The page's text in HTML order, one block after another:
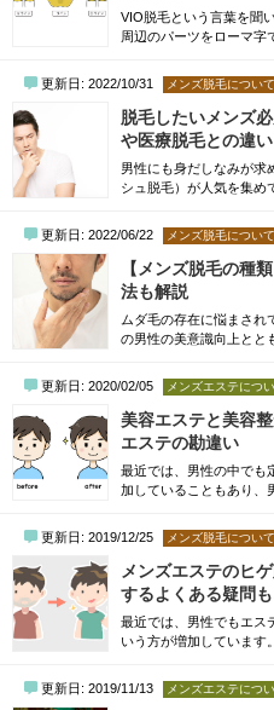
VIO脱毛という言葉を聞
周辺のパーツをローマ字
流行を見せたVIO脱毛で
集めているのです。一
もはや常識という声も…
毛の中でも特に人気の高
更新日: 2022/10/31 メンズ脱毛について
脱毛したいメンズ
や医療脱毛との違
男性にも身だしなみが求
シュ脱毛）が人気を集め
うか。さらに、清潔感を
印象を持ちにくいようで
る方向けに、今人気の
ト、医療脱毛との違いな
更新日: 2022/06/22 メンズ脱毛について
【メンズ脱毛の種
法も解説
ムダ毛の存在に悩まされ
の男性の美意識向上とと
ら少し顔を出している鼻
げ…。体毛が伸びるのは
とですが、なんとかでき
今回は、男性専用の脱毛
更新日: 2020/02/05 メンズエステにつ
美容エステと美容
エステの勘違い
最近では、男性の中でも
加していることもあり、
の追求」は女性だけに関
テサロンに男性が通うこ
たでしょう。しかし、
くしたい」と考える人が
更新日: 2019/12/25 メンズ脱毛について
メンズエステのヒ
するよくある疑問
最近では、男性でもエス
いう方が増加しています
って脱毛をしてしまおう
であれば、毎日髭剃りが
更新日: 2019/11/13 メンズエステにつ